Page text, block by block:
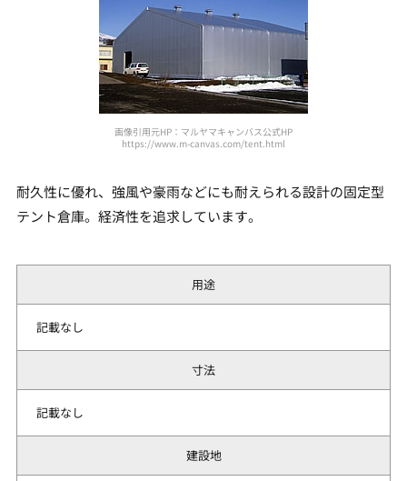
画像引用元HP：マルヤマキャンバス公式HP
https://www.m-canvas.com/tent.html
耐久性に優れ、強風や豪雨などにも耐えられる設計の固定型
テント倉庫。経済性を追求しています。
用途
記載なし
寸法
記載なし
建設地